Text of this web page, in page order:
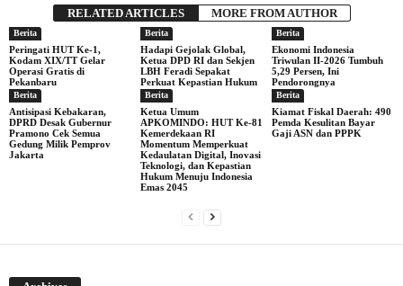
RELATED ARTICLES MORE FROM AUTHOR
Berita
Peringati HUT Ke-1,
Kodam XIX/TT Gelar
Operasi Gratis di
Pekanbaru
Berita
Hadapi Gejolak Global,
Ketua DPD RI dan Sekjen
LBH Feradi Sepakat
Perkuat Kepastian Hukum
Berita
Ekonomi Indonesia
Triwulan II-2026 Tumbuh
5,29 Persen, Ini
Pendorongnya
Berita
Antisipasi Kebakaran,
DPRD Desak Gubernur
Pramono Cek Semua
Gedung Milik Pemprov
Jakarta
Berita
Ketua Umum
APKOMINDO: HUT Ke-81
Kemerdekaan RI
Momentum Memperkuat
Kedaulatan Digital, Inovasi
Teknologi, dan Kepastian
Hukum Menuju Indonesia
Emas 2045
Berita
Kiamat Fiskal Daerah: 490
Pemda Kesulitan Bayar
Gaji ASN dan PPPK